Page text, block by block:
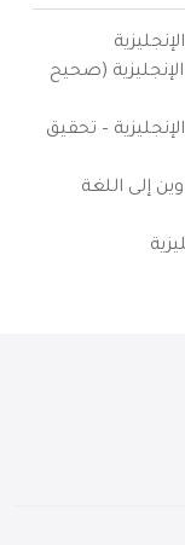
(صحيح
– تحقيق
إلى اللغة